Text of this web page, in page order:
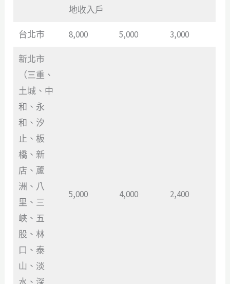
地收入戶
台北市 8,000 5,000 3,000
新北市
（三重、
土城、中
和、永
和、汐
止、板
橋、新
店、蘆
洲、八
里、三
峽、五
股、林
口、泰
山、淡
5,000 4,000 2,400